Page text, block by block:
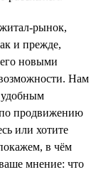
рынок,
и прежде,
новыми
Нам
удобным
продвижению
или хотите
в чём
мнение: что